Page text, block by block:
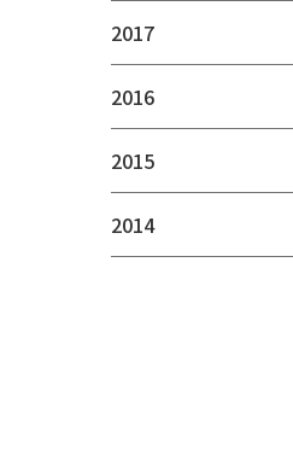
2017
2016
2015
2014